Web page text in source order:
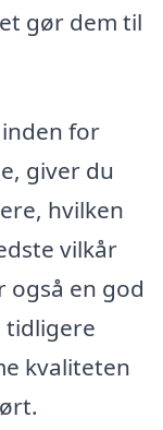
gør dem til
for
giver du
hvilken
vilkår
også en god
tidligere
kvaliteten